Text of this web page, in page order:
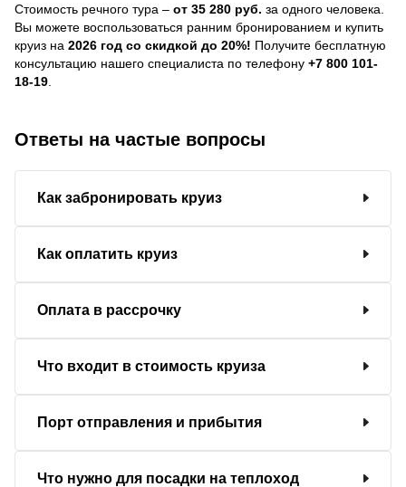
Стоимость речного тура – от 35 280 руб. за одного человека.
Вы можете воспользоваться ранним бронированием и купить
круиз на 2026 год со скидкой до 20%! Получите бесплатную
консультацию нашего специалиста по телефону +7 800 101-
18-19
Ответы на частые вопросы
Как забронировать круиз
Как оплатить круиз
Оплата в рассрочку
Что входит в стоимость круиза
Порт отправления и прибытия
Что нужно для посадки на теплоход